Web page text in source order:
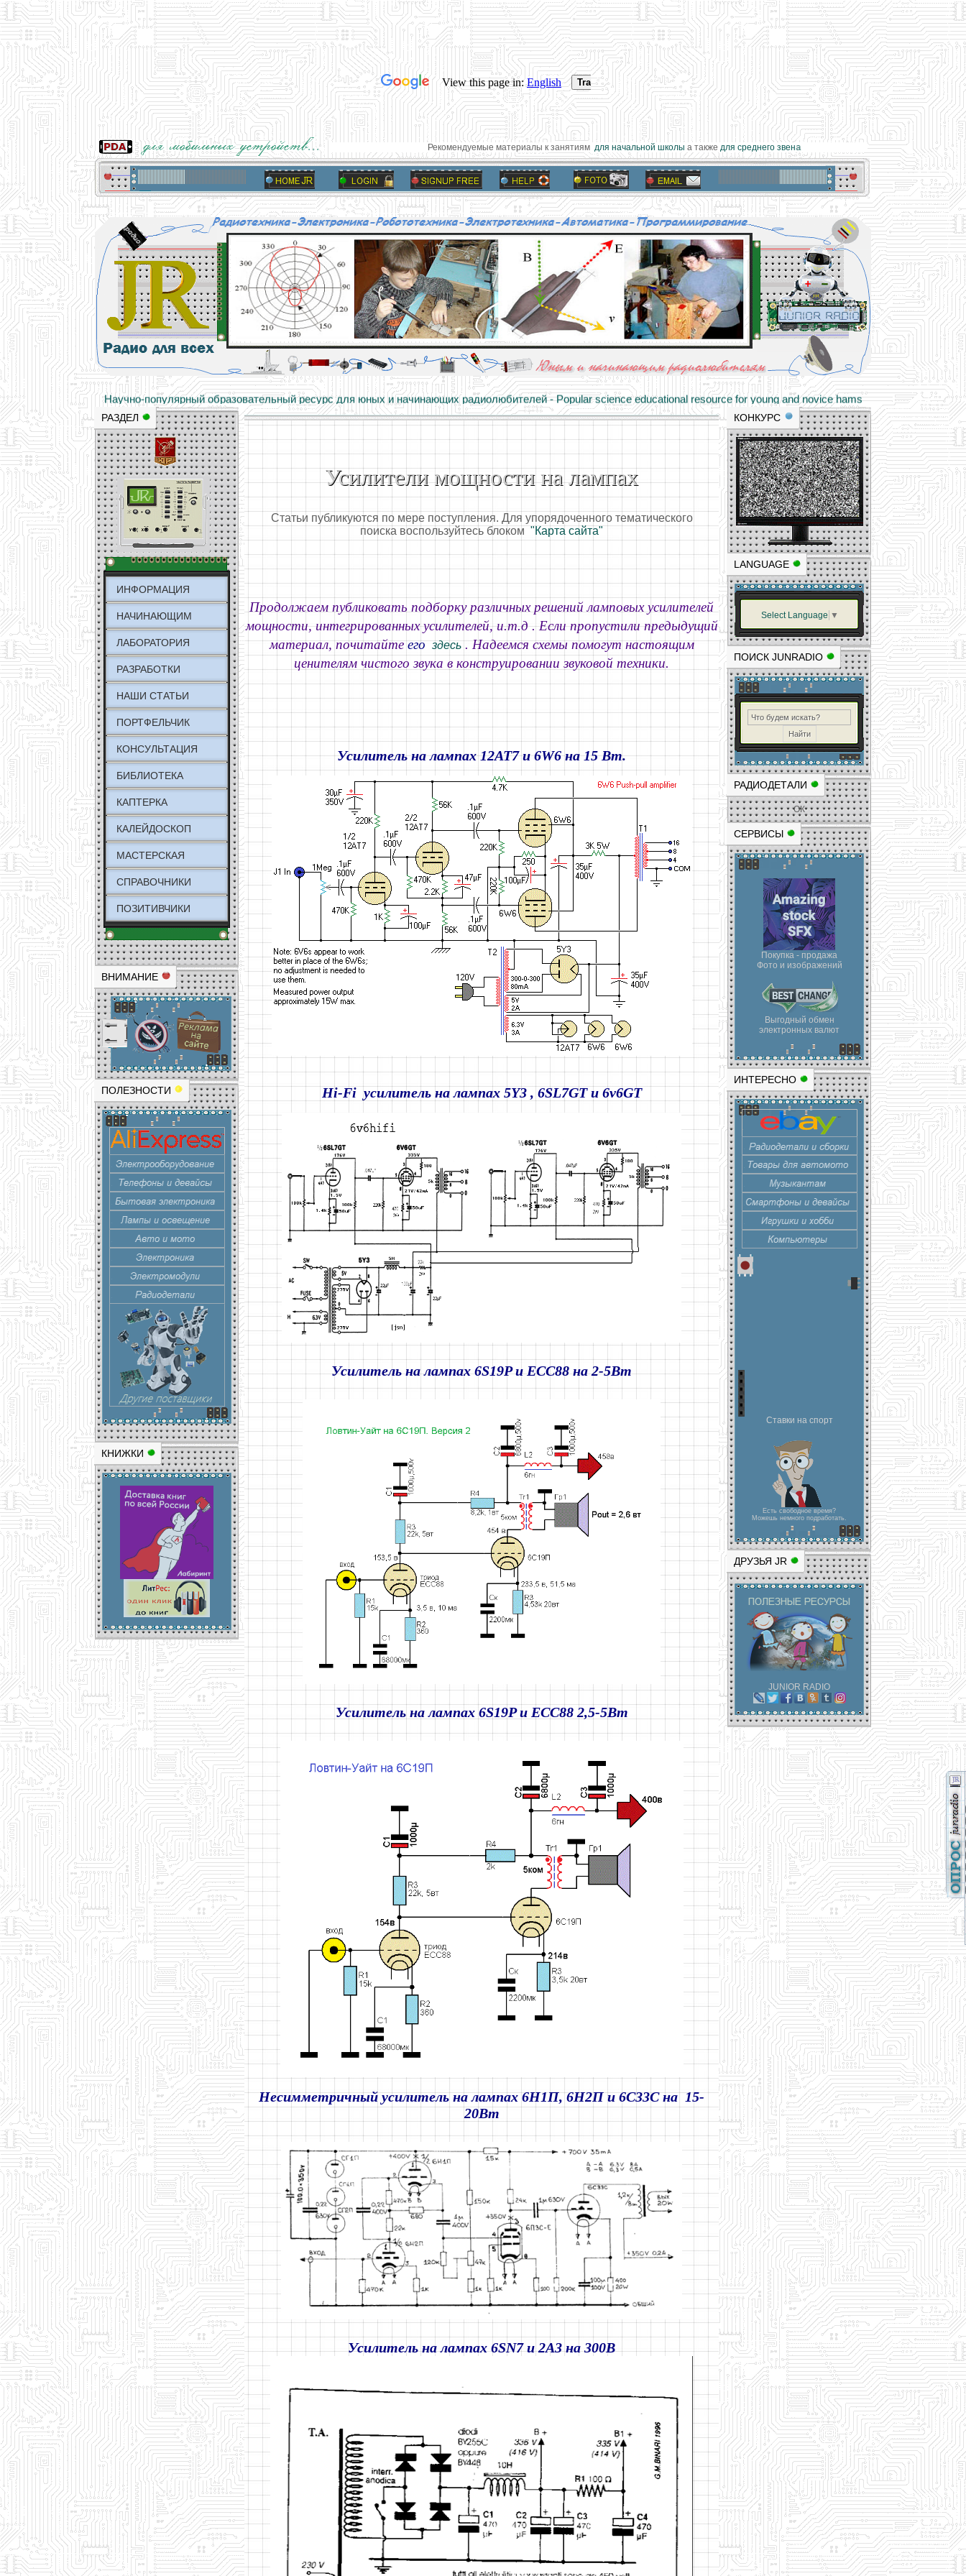
Рекомендуемые материалы к занятиямдля начальной школыа такжедля среднего звена
Научно-популярный образовательный ресурс для юных и начинающих радиолюбителей - Popular science educational resource for young and novice hams
Основы электричества, учебные материалы и опыт профессионалов - Basics of electricity, educational materials and professional experience
РАЗДЕЛ
ИНФОРМАЦИЯ
НАЧИНАЮЩИМ
ЛАБОРАТОРИЯ
РАЗРАБОТКИ
НАШИ СТАТЬИ
ПОРТФЕЛЬЧИК
КОНСУЛЬТАЦИЯ
БИБЛИОТЕКА
КАПТЕРКА
КАЛЕЙДОСКОП
МАСТЕРСКАЯ
СПРАВОЧНИКИ
ПОЗИТИВЧИКИ
ВНИМАНИЕ
ПОЛЕЗНОСТИ
КНИЖКИ
КОНКУРС
LANGUAGE
Select Language ▼
ПОИСК JUNRADIO
РАДИОДЕТАЛИ
ОК
СЕРВИСЫ
Покупка - продажа
Фото и изображений
Выгодный обмен
электронных валют
ИНТЕРЕСНО
Ставки на спорт
Есть свободное время?
Можешь немного подработать.
ДРУЗЬЯ JR
JUNIOR RADIO
Усилители мощности на лампах
Статьи публикуются по мере поступления. Для упорядоченного тематического
поиска воспользуйтесь блоком "Карта сайта"
Продолжаем публиковать подборку различных решений ламповых усилителей
мощности, интегрированных усилителей, и.т.д . Если пропустили предыдущий
материал, почитайтеегоздесь . Надеемся схемы помогут настоящим
ценителям чистого звука в конструировании звуковой техники.
Усилитель на лампах 12AT7 и 6W6 на 15 Вт.
Hi-Fi усилитель на лампах 5Y3 , 6SL7GT и 6v6GT
Усилитель на лампах 6S19P и ECC88 на 2-5Вт
Усилитель на лампах 6S19P и ECC88 2,5-5Вт
Несимметричный усилитель на лампах 6Η1Π, 6Η2Π и 6C33C на 15-
20Вт
Усилитель на лампах 6SN7 и 2A3 на 300B